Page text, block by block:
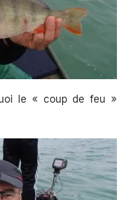
le « coup de feu »